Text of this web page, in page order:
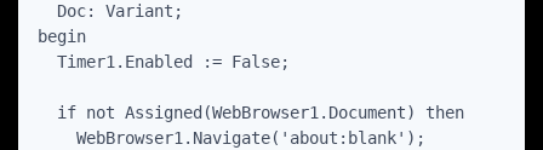
  Doc: Variant;
begin
  Timer1.Enabled := False;
  if not Assigned(WebBrowser1.Document) then
    WebBrowser1.Navigate('about:blank');